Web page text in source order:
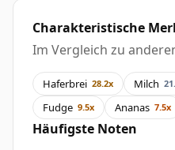
Charakteristische
Im Vergleich zu
Haferbrei 28.2x Milch
Fudge 9.5x Ananas 7.5x
Häufigste Noten